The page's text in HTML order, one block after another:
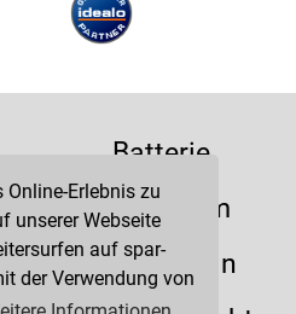
Online-Erlebnis zu
unserer Webseite
auf spar-
der Verwendung von
Batterie
Impressum
Liefertermin